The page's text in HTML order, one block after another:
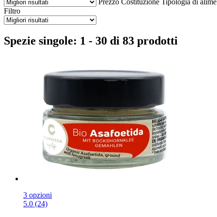
Filtro
Spezie singole: 1 - 30 di 83 prodotti
3 opzioni
5.0 (24)